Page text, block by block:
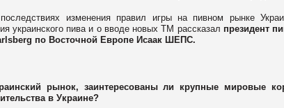
изменения правил игры на пивном рынке
украинского пива и о вводе новых ТМ рассказал президент
по Восточной Европе Исаак ШЕПС.
рынок, заинтересованы ли крупные мировые
в Украине?